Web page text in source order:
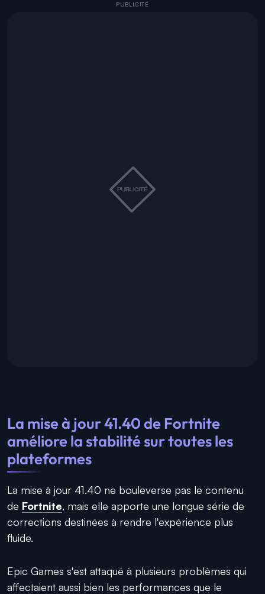
La mise à jour 41.40 de Fortnite
améliore la stabilité sur toutes les
plateformes
La mise à jour 41.40 ne bouleverse pas le contenu
de Fortnite, mais elle apporte une longue série de
corrections destinées à rendre l'expérience plus
fluide.
Epic Games s'est attaqué à plusieurs problèmes qui
affectaient aussi bien les performances que le